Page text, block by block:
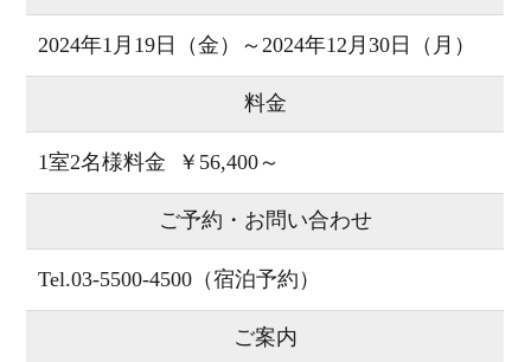
2024年1月19日（金）～2024年12月30日（月）
料金
1室2名様料金 ￥56,400～
ご予約・お問い合わせ
Tel.03-5500-4500（宿泊予約）
ご案内